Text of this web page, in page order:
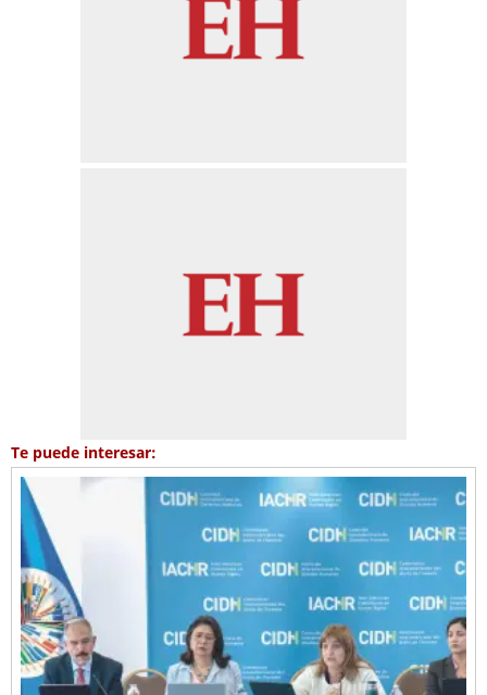
Te puede interesar: